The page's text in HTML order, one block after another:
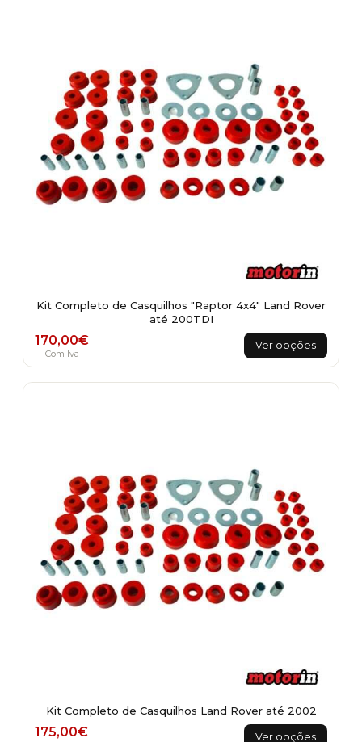
Kit Completo de Casquilhos "Raptor 4x4" Land Rover
até 200TDI
170,00€
Com Iva
Ver opções
This
product
has
multiple
chosen
on
the
product
page
Kit Completo de Casquilhos Land Rover até 2002
175,00€ Ver opções
This